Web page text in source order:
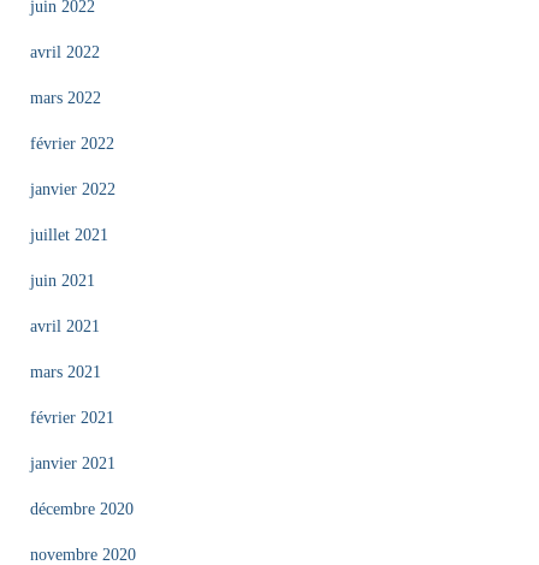
juin 2022
avril 2022
mars 2022
février 2022
janvier 2022
juillet 2021
juin 2021
avril 2021
mars 2021
février 2021
janvier 2021
décembre 2020
novembre 2020